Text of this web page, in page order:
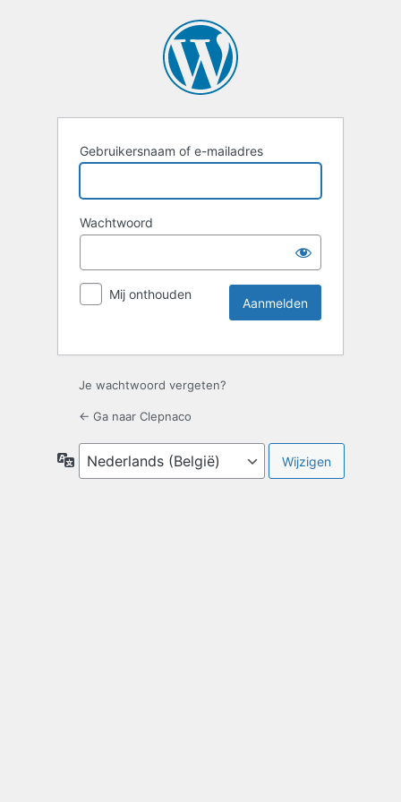
Gebruikersnaam of e-mailadres
Wachtwoord
Mij onthouden
Je wachtwoord vergeten?
← Ga naar Clepnaco
Taal